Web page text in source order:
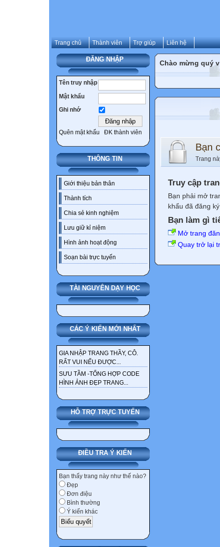
Trang chủ Thành viên Trợ giúp Liên hệ
ĐĂNG NHẬP
Tên truy nhập
Mật khẩu
Ghi nhớ
Quên mật khẩu ĐK thành viên
THÔNG TIN
Giới thiệu bản thân
Thành tích
Chia sẻ kinh nghiệm
Lưu giữ kỉ niệm
Hình ảnh hoạt động
Soạn bài trực tuyến
TÀI NGUYÊN DẠY HỌC
CÁC Ý KIẾN MỚI NHẤT
GIA NHẬP TRANG THẦY, CÔ.
RẤT VUI NẾU ĐƯỢC...
SƯU TẦM -TỔNG HỢP CODE
HÌNH ẢNH ĐẸP TRANG...
HỖ TRỢ TRỰC TUYẾN
ĐIỀU TRA Ý KIẾN
Bạn thấy trang này như thế nào?
Đẹp
Đơn điệu
Bình thường
Ý kiến khác
Chào mừng quý
Bạn
Trang
Truy cập
Bạn phải mở
khẩu đã đăng
Bạn làm gì
Mở trang
Quay trở lại